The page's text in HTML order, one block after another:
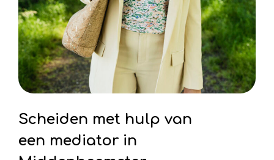
Scheiden met hulp van
een mediator in